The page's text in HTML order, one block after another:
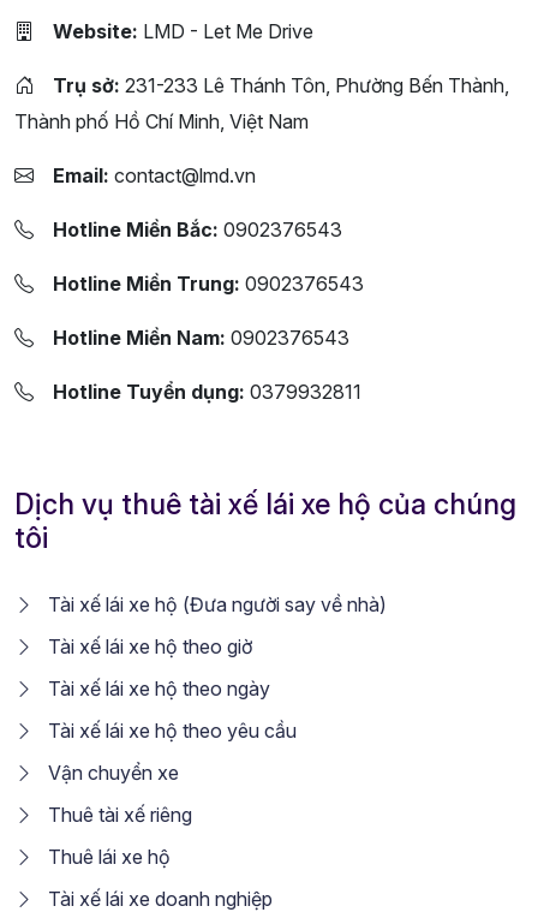
Website: LMD - Let Me Drive
Trụ sở: 231-233 Lê Thánh Tôn, Phường Bến Thành,
Thành phố Hồ Chí Minh, Việt Nam
Email: contact@lmd.vn
Hotline Miền Bắc: 0902376543
Hotline Miền Trung: 0902376543
Hotline Miền Nam: 0902376543
Hotline Tuyển dụng: 0379932811
Dịch vụ thuê tài xế lái xe hộ của chúng
tôi
Tài xế lái xe hộ (Đưa người say về nhà)
Tài xế lái xe hộ theo giờ
Tài xế lái xe hộ theo ngày
Tài xế lái xe hộ theo yêu cầu
Vận chuyển xe
Thuê tài xế riêng
Thuê lái xe hộ
Tài xế lái xe doanh nghiệp